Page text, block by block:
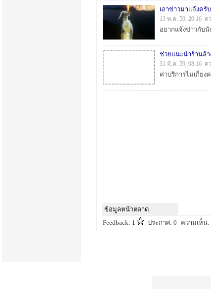
เอาข่าวมาแจ้งค
13 พ.ค. 59, 20:16
31 มี.ค. 59, 08:16
ค่าบริการไม่เกี่ย
ข้อมูลหน้าตลาด
Feedback: 1 ประกาศ: 0 ความเห็น: